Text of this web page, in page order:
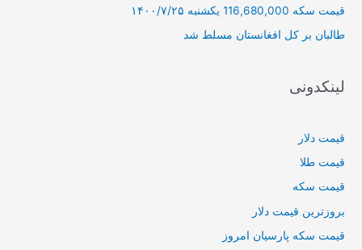
قیمت سکه 116,680,000 یکشنبه ۱۴۰۰/۷/۲۵
طالبان بر كل افغانستان مسلط شد
لینکدونی
قیمت دلار
قیمت طلا
قیمت سکه
بروزترین قیمت دلار
قیمت سکه پارسیان امروز